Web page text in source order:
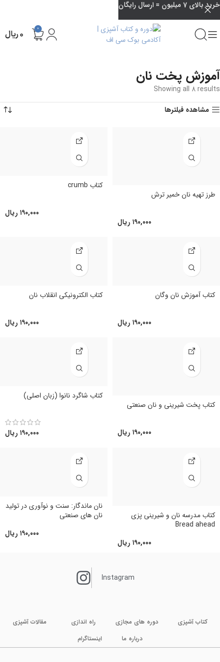
0 ۰ریال
آموزش پخت نان
Showing all 8 results
مشاهده فیلترها
طرز تهیه نان خمیر ترش
۱۹۰,۰۰۰ ریال
کتاب crumb
۱۹۰,۰۰۰ ریال
کتاب آموزش نان وگان
۱۹۰,۰۰۰ ریال
کتاب الکترونیکی انقلاب نان
۱۹۰,۰۰۰ ریال
کتاب پخت شیرینی و نان صنعتی
۱۹۰,۰۰۰ ریال
کتاب شاگرد نانوا (زبان اصلی)
۱۹۰,۰۰۰ ریال
کتاب مدرسه نان و شیرینی پزی
Bread ahead
۱۹۰,۰۰۰ ریال
نان ماندگار: سنت و نوآوری در تولید
نان های صنعتی
۱۹۰,۰۰۰ ریال
Instagram
کتاب آشپزی دوره های مجازی راه اندازی
مقالات آشپزی
درباره ما
اینستاگرام
خرید بالای 7 میلیون = ارسال رایگان